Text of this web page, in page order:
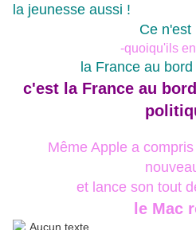
la jeunesse aussi !
Ce n'est
-quoiqu'ils
la France au
c'est la France au
Même Apple a
et lance son tout
le Mac